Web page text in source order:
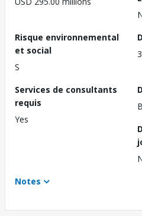
Risque environnemental
et social
S
Services de consultants
requis
Yes
Notes